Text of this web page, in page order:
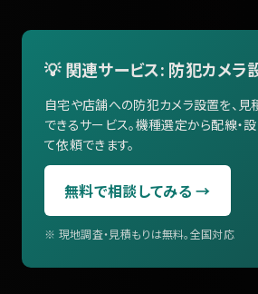
💡 関連サービス: 防犯カメラ
自宅や店舗への防犯カメラ設置を、
できるサービス。機種選定から配線・
て依頼できます。
無料で相談してみる →
※ 現地調査・見積もりは無料。全国対応